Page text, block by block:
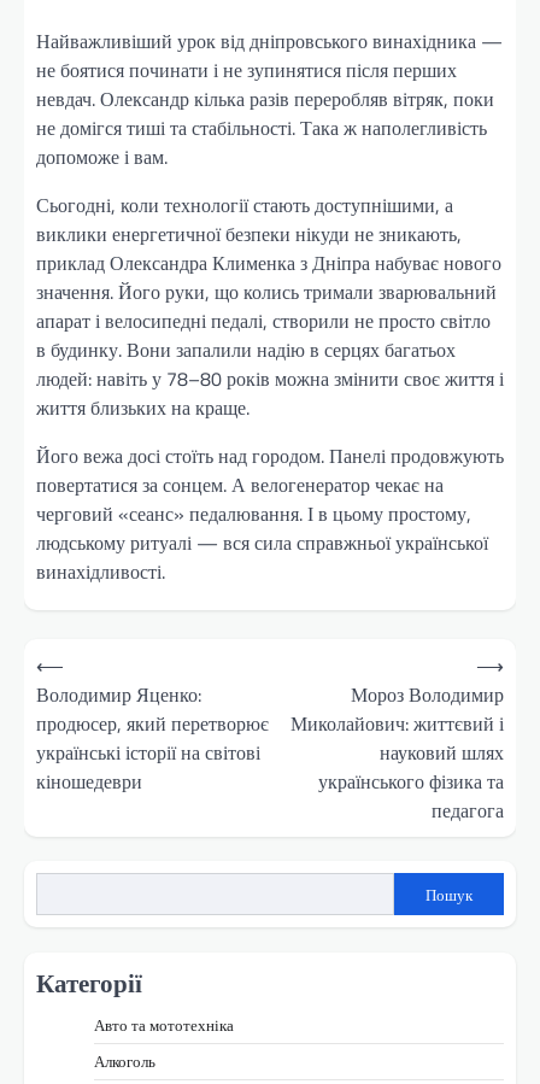
Найважливіший урок від дніпровського винахідника —
не боятися починати і не зупинятися після перших
невдач. Олександр кілька разів переробляв вітряк, поки
не домігся тиші та стабільності. Така ж наполегливість
допоможе і вам.
Сьогодні, коли технології стають доступнішими, а
виклики енергетичної безпеки нікуди не зникають,
приклад Олександра Клименка з Дніпра набуває нового
значення. Його руки, що колись тримали зварювальний
апарат і велосипедні педалі, створили не просто світло
в будинку. Вони запалили надію в серцях багатьох
людей: навіть у 78–80 років можна змінити своє життя і
життя близьких на краще.
Його вежа досі стоїть над городом. Панелі продовжують
повертатися за сонцем. А велогенератор чекає на
черговий «сеанс» педалювання. І в цьому простому,
людському ритуалі — вся сила справжньої української
винахідливості.
Навігація
записів
⟵
Володимир Яценко:
продюсер, який перетворює
українські історії на світові
кіношедеври
Мороз Володимир
Миколайович: життєвий і
науковий шлях
українського фізика та
педагога
⟶
Пошук
Категорії
Авто та мототехніка
Алкоголь